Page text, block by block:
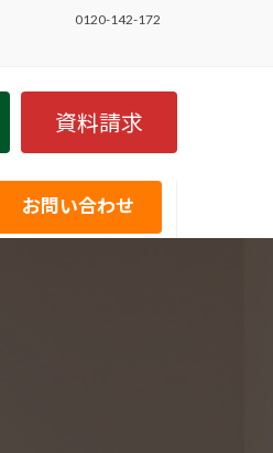
0120-142-172
資料請求
お問い合わせ